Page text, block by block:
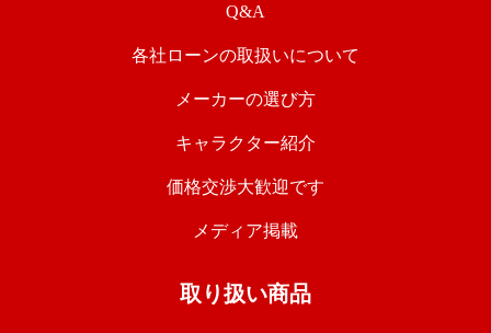
Q&A
各社ローンの取扱いについて
メーカーの選び方
キャラクター紹介
価格交渉大歓迎です
メディア掲載
取り扱い商品